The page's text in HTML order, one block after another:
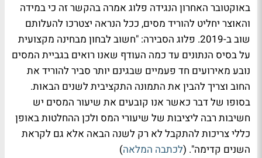
באוקטובר האחרון הנגידה פלוג אמרה בהקשר זה כי במידה
והאוצר יחליט להוריד מסים, ככל הנראה יצטרכו להעלותם
שוב ב-2019. פלוג הסבירה: "חשוב לבחון מבחינה מקצועית
על בסיס הנתונים עד כמה העודף שאנו רואים בגביית המסים
נובע מאירועים חד פעמיים שבגינם יותר סביר להוריד את
החוב וצריך להבין את התמונה התקציבית לשנים הבאות.
בסופו של דבר כאשר אנו קובעים את שיעור המסים יש
חשיבות רבה ליציבות של שיעורי המס ולכן ההחלטות באופן
כללי צריכות להתקבל לא רק לשנה הבאה אלא גם לקראת
השנים קדימה". (לכתבה המלאה)